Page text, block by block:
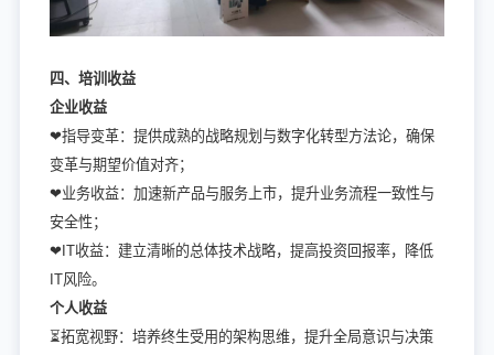
四、培训收益
企业收益
❤指导变革：提供成熟的战略规划与数字化转型方法论，确保
变革与期望价值对齐；
❤业务收益：加速新产品与服务上市，提升业务流程一致性与
安全性；
❤IT收益：建立清晰的总体技术战略，提高投资回报率，降低
IT风险。
个人收益
⏳拓宽视野：培养终生受用的架构思维，提升全局意识与决策